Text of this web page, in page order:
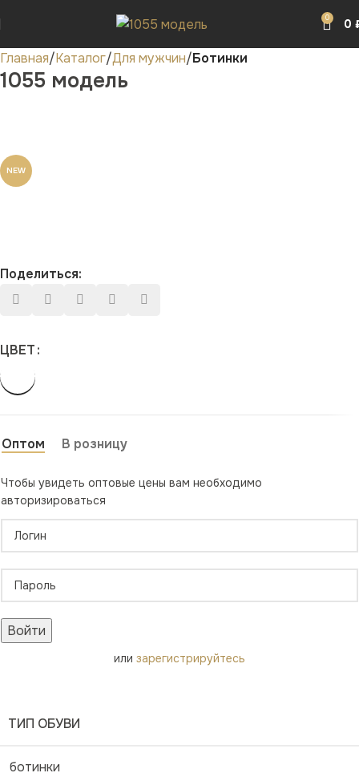
0 0
Главная Каталог Для мужчин Ботинки
1055 модель
NEW
Поделиться:
ЦВЕТ
Оптом В розницу
Чтобы увидеть оптовые цены вам необходимо
авторизироваться
Войти
или зарегистрируйтесь
ТИП ОБУВИ
ботинки